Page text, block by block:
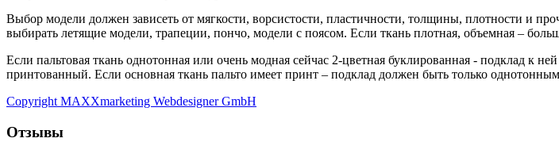
Выбор модели должен зависеть от мягкости, ворсистости, пластичности, толщины, плотности и
выбирать летящие модели, трапеции, пончо, модели с поясом. Если ткань плотная, объемная –
Если пальтовая ткань однотонная или очень модная сейчас 2-цветная буклированная - подклад к
принтованный. Если основная ткань пальто имеет принт – подклад должен быть только
Copyright MAXXmarketing Webdesigner GmbH
Отзывы